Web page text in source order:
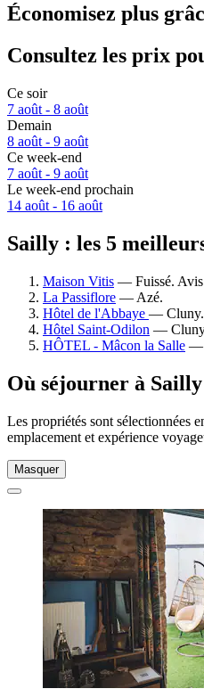
Économisez plus
Consultez les prix
Ce soir
7 août - 8 août
Demain
8 août - 9 août
Ce week-end
7 août - 9 août
Le week-end prochain
14 août - 16 août
Sailly : les 5
Maison Vitis — Fuissé.
La Passiflore — Azé.
Hôtel de l'Abbaye — Cluny.
Hôtel Saint-Odilon —
HÔTEL - Mâcon la Salle —
Où séjourner à
Les propriétés sont sélectionnées
emplacement et expérience
Masquer